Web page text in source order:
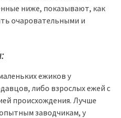
ниже, показывают, как
очаровательными и
ежиков у
либо взрослых ежей с
происхождения. Лучше
заводчикам, у